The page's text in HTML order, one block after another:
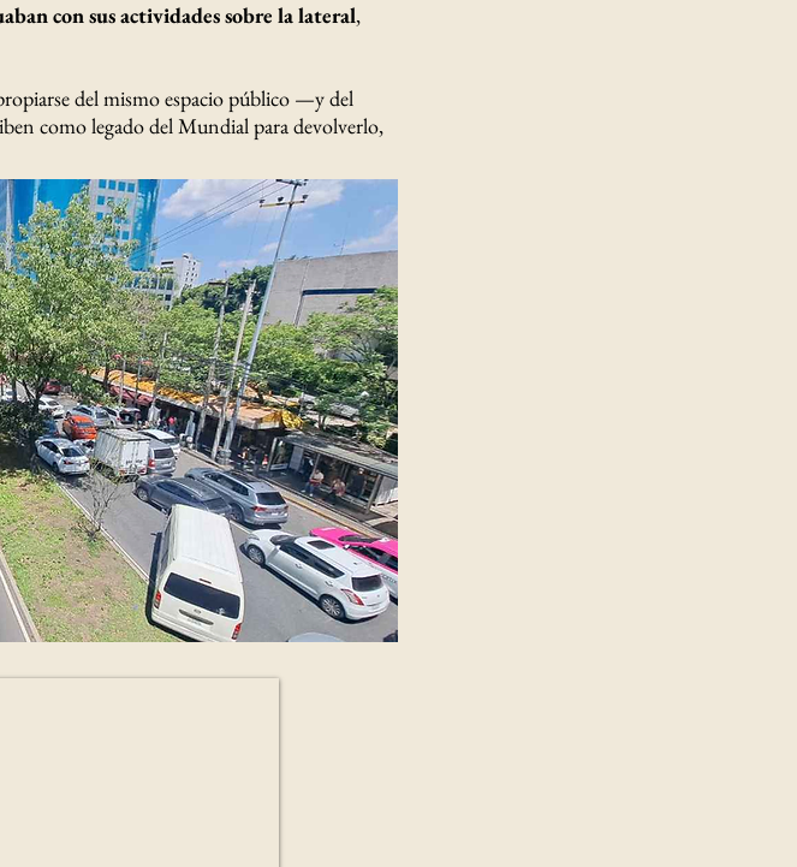
con sus actividades sobre la lateral,
del mismo espacio público —y del
como legado del Mundial para devolverlo,